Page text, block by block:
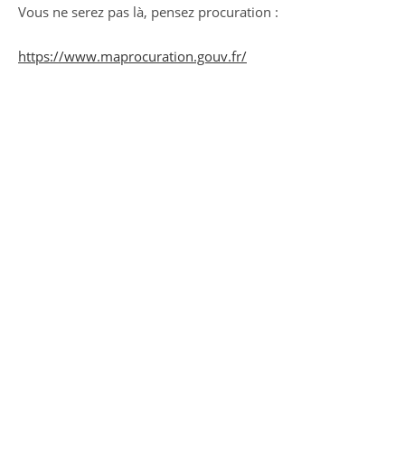
Vous ne serez pas là, pensez procuration :
https://www.maprocuration.gouv.fr/